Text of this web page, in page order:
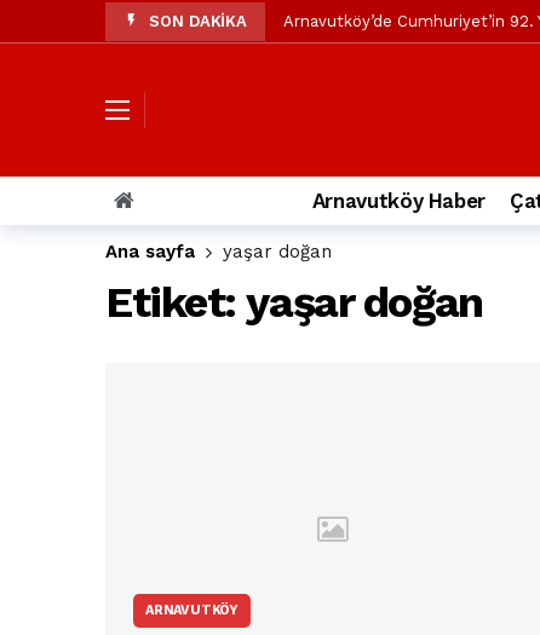
SON DAKİKA Arnavutköy’de Cumhuriyet’in 92.
Özgür Özel’den Arnavutköy
Arnavutköy’ün nüfusu 2024
Arnavutköy Taşoluk’ta seyir
Arnavutköy İmrahor Mahallesi
Arnavutköy’de 29 Ekim
Toprak kaydı: 3 hafriyat
İstanbul Havalimanı yolundaki
Arnavutköy Haber
Ana sayfa yaşar doğan
Etiket:yaşar doğan
ARNAVUTKÖY